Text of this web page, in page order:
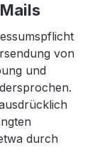
von
und
durch